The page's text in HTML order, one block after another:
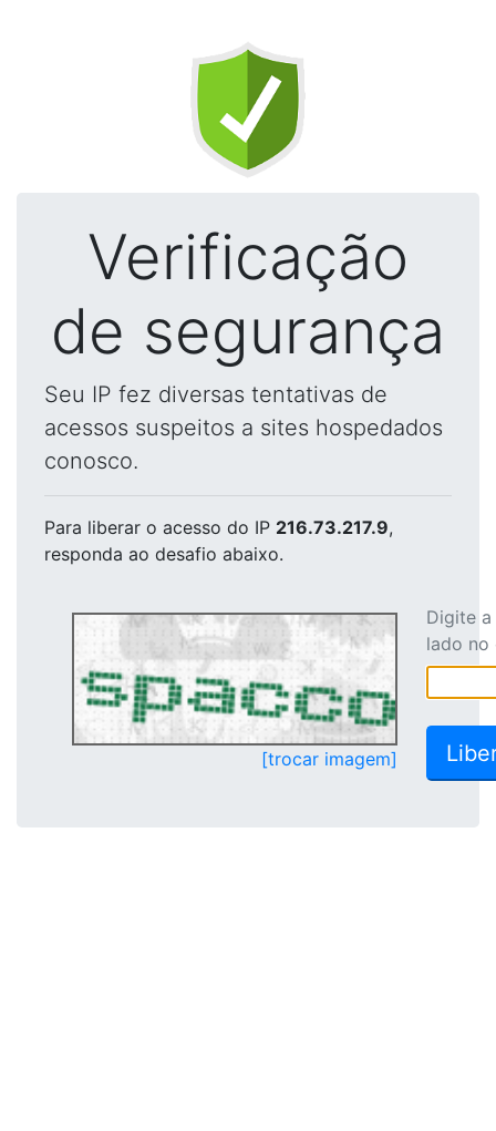
Verificação
de segurança
Seu IP fez diversas tentativas de
acessos suspeitos a sites hospedados
conosco.
Para liberar o acesso do IP 216.73.217.9,
responda ao desafio abaixo.
[trocar imagem]
Digite
lado no